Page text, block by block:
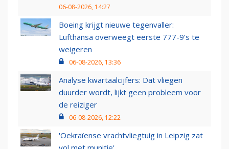
06-08-2026, 14:27
Boeing krijgt nieuwe tegenvaller:
Lufthansa overweegt eerste 777-9’s te
weigeren
06-08-2026, 13:36
Analyse kwartaalcijfers: Dat vliegen
duurder wordt, lijkt geen probleem voor
de reiziger
06-08-2026, 12:22
'Oekraïense vrachtvliegtuig in Leipzig zat